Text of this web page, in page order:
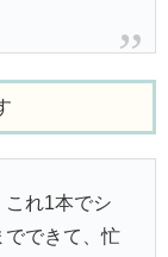
れ1本でシ
でできて、忙